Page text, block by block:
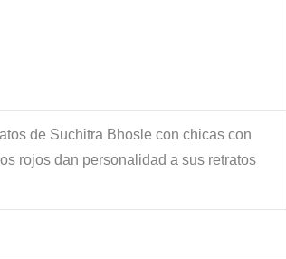
de Suchitra Bhosle con chicas con
rojos dan personalidad a sus retratos